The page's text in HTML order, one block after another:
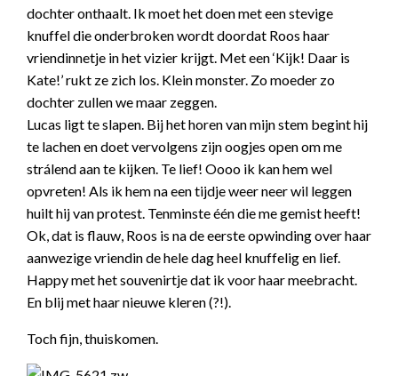
dochter onthaalt. Ik moet het doen met een stevige
knuffel die onderbroken wordt doordat Roos haar
vriendinnetje in het vizier krijgt. Met een ‘Kijk! Daar is
Kate!’ rukt ze zich los. Klein monster. Zo moeder zo
dochter zullen we maar zeggen.
Lucas ligt te slapen. Bij het horen van mijn stem begint hij
te lachen en doet vervolgens zijn oogjes open om me
strálend aan te kijken. Te lief! Oooo ik kan hem wel
opvreten! Als ik hem na een tijdje weer neer wil leggen
huilt hij van protest. Tenminste één die me gemist heeft!
Ok, dat is flauw, Roos is na de eerste opwinding over haar
aanwezige vriendin de hele dag heel knuffelig en lief.
Happy met het souvenirtje dat ik voor haar meebracht.
En blij met haar nieuwe kleren (?!).
Toch fijn, thuiskomen.